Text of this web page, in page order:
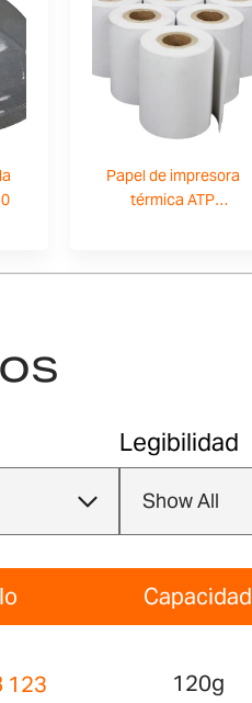
Papel de impresora
térmica ATP
Legibilidad
Capacidad
123 120g